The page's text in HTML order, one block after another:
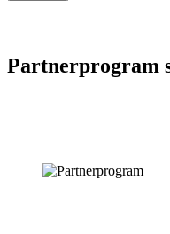
Partnerprogram